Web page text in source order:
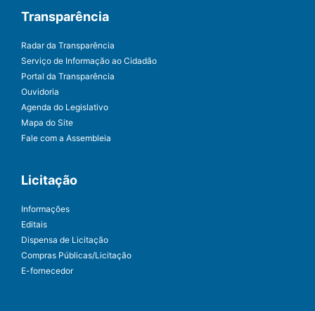
Transparência
Radar da Transparência
Serviço de Informação ao Cidadão
Portal da Transparência
Ouvidoria
Agenda do Legislativo
Mapa do Site
Fale com a Assembleia
Licitação
Informações
Editais
Dispensa de Licitação
Compras Públicas/Licitação
E-fornecedor